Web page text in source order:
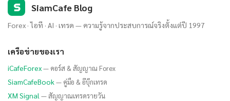
S SiamCafe Blog
Forex · ไอที · AI · เทรด — ความรู้จากประสบการณ์จริงตั้งแต่ปี 1997
เครือข่ายของเรา
iCafeForex— คอร์ส & สัญญาณ Forex
SiamCafeBook— คู่มือ & อีบุ๊กเทรด
XM Signal — สัญญาณเทรดรายวัน